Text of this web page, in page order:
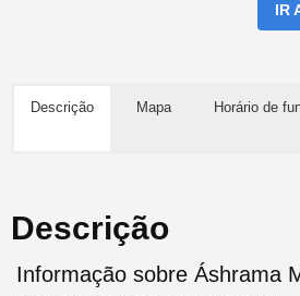
IR
Descrição Mapa Horário de
Descrição
Informação sobre Áshrama